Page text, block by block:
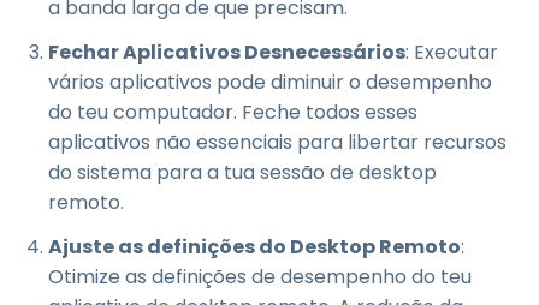
a banda larga de que precisam.
Fechar Aplicativos Desnecessários: Executar
vários aplicativos pode diminuir o desempenho
do teu computador. Feche todos esses
aplicativos não essenciais para libertar recursos
do sistema para a tua sessão de desktop
remoto.
Ajuste as definições do Desktop Remoto:
Otimize as definições de desempenho do teu